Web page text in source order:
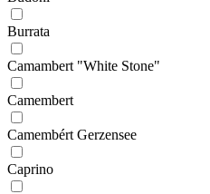
Burrata
Camambert "White Stone"
Camembert
Camembért Gerzensee
Caprino